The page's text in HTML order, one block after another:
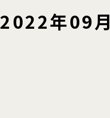
2022年09月